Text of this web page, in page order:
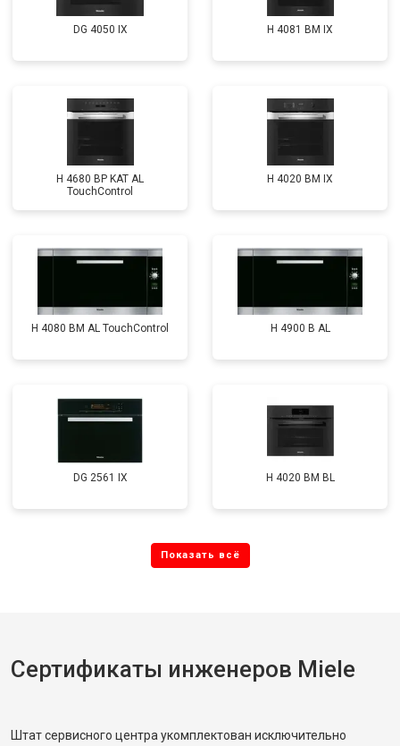
DG 4050 IX H 4081 ВМ IX
H 4680 BP KAT AL
TouchControl
H 4020 BM IX
H 4080 BM AL TouchControl H 4900 B AL
DG 2561 IX H 4020 BM BL
Сертификаты инженеров Miele
Штат сервисного центра укомплектован исключительно